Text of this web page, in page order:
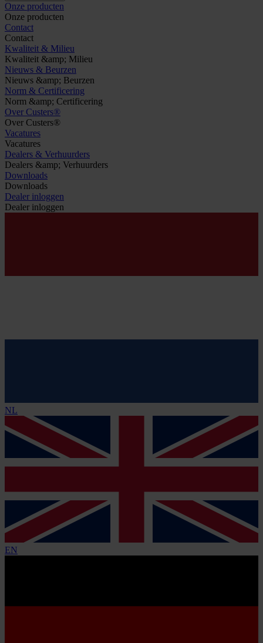
Onze producten
Onze producten
Contact
Contact
Kwaliteit & Milieu
Kwaliteit &amp; Milieu
Nieuws & Beurzen
Nieuws &amp; Beurzen
Norm & Certificering
Norm &amp; Certificering
Over Custers®
Over Custers®
Vacatures
Vacatures
Dealers & Verhuurders
Dealers &amp; Verhuurders
Downloads
Downloads
Dealer inloggen
Dealer inloggen
NL
EN